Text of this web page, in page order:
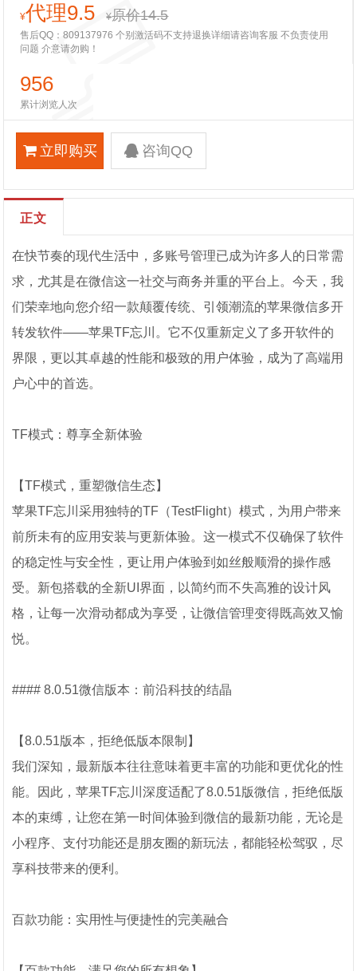
¥代理9.5 ¥原价14.5
售后QQ：809137976 个别激活码不支持退换详细请咨询客服 不负责使用
问题 介意请勿购！
956
累计浏览人次
立即购买 咨询QQ
正文
在快节奏的现代生活中，多账号管理已成为许多人的日常需
求，尤其是在微信这一社交与商务并重的平台上。今天，我
们荣幸地向您介绍一款颠覆传统、引领潮流的苹果微信多开
转发软件——苹果TF忘川。它不仅重新定义了多开软件的
界限，更以其卓越的性能和极致的用户体验，成为了高端用
户心中的首选。
TF模式：尊享全新体验
【TF模式，重塑微信生态】
苹果TF忘川采用独特的TF（TestFlight）模式，为用户带来
前所未有的应用安装与更新体验。这一模式不仅确保了软件
的稳定性与安全性，更让用户体验到如丝般顺滑的操作感
受。新包搭载的全新UI界面，以简约而不失高雅的设计风
格，让每一次滑动都成为享受，让微信管理变得既高效又愉
悦。
#### 8.0.51微信版本：前沿科技的结晶
【8.0.51版本，拒绝低版本限制】
我们深知，最新版本往往意味着更丰富的功能和更优化的性
能。因此，苹果TF忘川深度适配了8.0.51版微信，拒绝低版
本的束缚，让您在第一时间体验到微信的最新功能，无论是
小程序、支付功能还是朋友圈的新玩法，都能轻松驾驭，尽
享科技带来的便利。
百款功能：实用性与便捷性的完美融合